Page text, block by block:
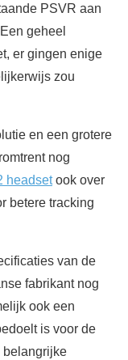
PSVR aan
geheel
er gingen enige
zou
en een grotere
nog
headsetook over
betere tracking
van de
fabrikant nog
ook een
is voor de
belangrijke